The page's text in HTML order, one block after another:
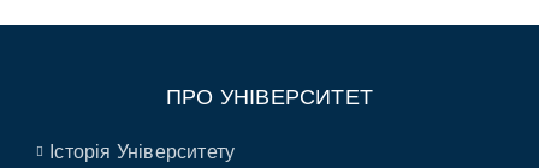
ПРО УНІВЕРСИТЕТ
Історія Університету